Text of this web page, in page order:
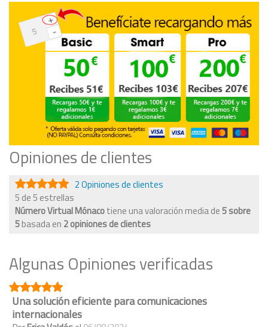
Opiniones de clientes
2 Opiniones de clientes
5 de 5 estrellas
Número Virtual Mónacotiene una valoración media de5sobre
5basada en 2opiniones de clientes
Algunas Opiniones verificadas
Una solución eficiente para comunicaciones
internacionales